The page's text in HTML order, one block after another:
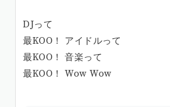
DJって
最KOO！ アイドルって
最KOO！ 音楽って
最KOO！ Wow Wow